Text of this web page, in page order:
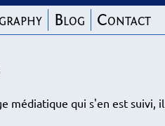
Blog Contact
médiatique qui s'en est suivi, il